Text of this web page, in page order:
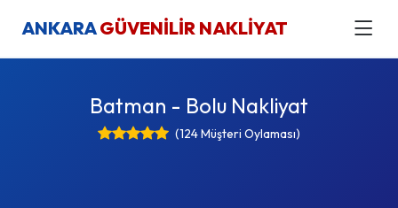
ANKARAGÜVENİLİR NAKLİYAT
Batman - Bolu Nakliyat
(124 Müşteri Oylaması)